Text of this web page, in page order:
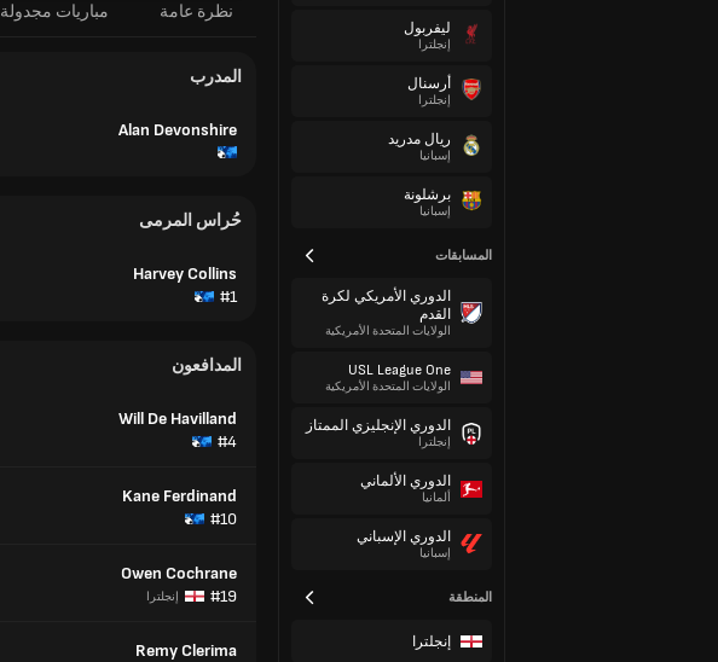
ليفربول
إنجلترا
أرسنال
إنجلترا
ريال مدريد
إسبانيا
برشلونة
إسبانيا
المسابقات
الدوري الأمريكي لكرة
القدم
الولايات المتحدة الأمريكية
USL League One
الولايات المتحدة الأمريكية
الدوري الإنجليزي الممتاز
إنجلترا
الدوري الألماني
ألمانيا
الدوري الإسباني
إسبانيا
المنطقة
إنجلترا
نظرة عامة مباريات مجدولة
المدرب
Alan Devonshire
حُراس المرمى
Harvey Collins
#1
المدافعون
Will De Havilland
#4
Kane Ferdinand
#10
Owen Cochrane
#19
إنجلترا
Remy Clerima